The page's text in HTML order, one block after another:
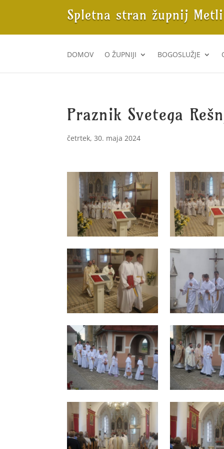
Spletna stran župnij
DOMOV O ŽUPNIJI BOGOSLUŽJE
Praznik Svetega
četrtek, 30. maja 2024